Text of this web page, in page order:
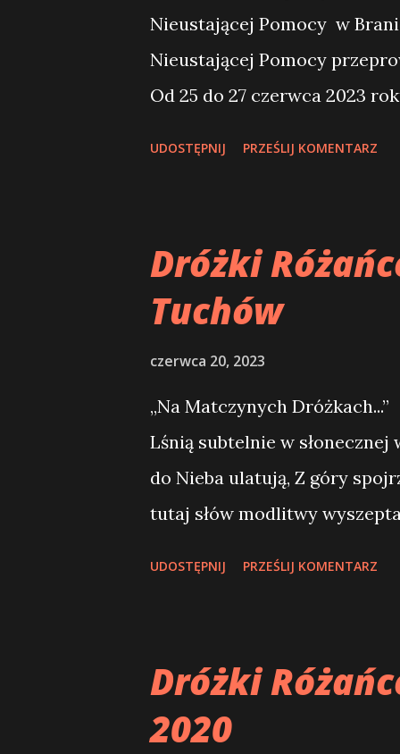
Nieustającej Pomocy w
Nieustającej Pomocy
Od 25 do 27 czerwca 2023
Uroczystości odbedą sie w
25 kwietnia 2023 r. 2)
Paszyńskiego CSsR,
Serdecznie wszystkich
przełożony Domu
UDOSTĘPNIJ PRZEŚLIJ KOMENTARZ
Dróżki
Tuchów
czerwca 20, 2023
„Na Matczynych
Lśnią subtelnie w słonecznej
do Nieba ulatują, Z góry
tutaj słów modlitwy
Gdy z różańcem w dłoni w
płaczesz, czy się szczerze
UDOSTĘPNIJ PRZEŚLIJ KOMENTARZ
Dróżki
2020